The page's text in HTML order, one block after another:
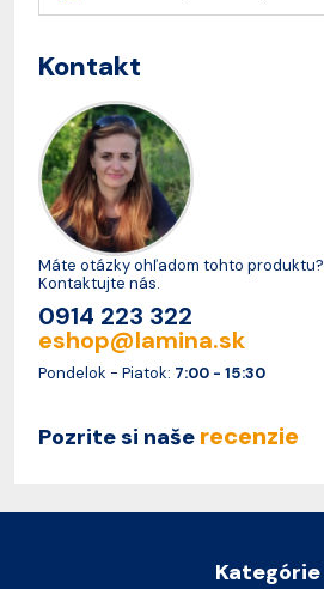
Kontakt
Máte otázky ohľadom tohto produktu?
Kontaktujte nás.
0914 223 322
eshop@lamina.sk
Pondelok - Piatok: 7:00 - 15:30
Pozrite si naše recenzie
Kategórie